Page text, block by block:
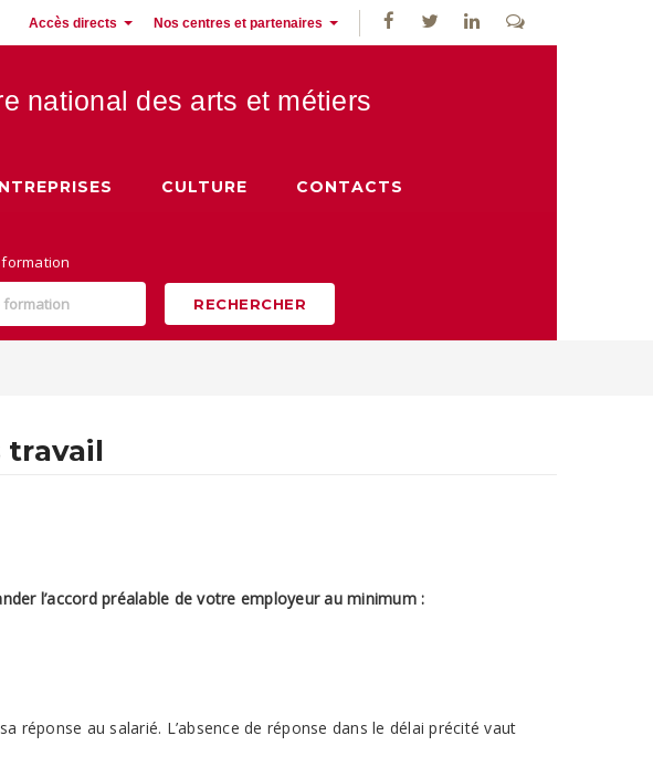
Accès directs Nos centres et partenaires
national des arts et métiers
CULTURE CONTACTS
RECHERCHER
travail
l’accord préalable de votre employeur au minimum :
réponse au salarié. L’absence de réponse dans le délai précité vaut